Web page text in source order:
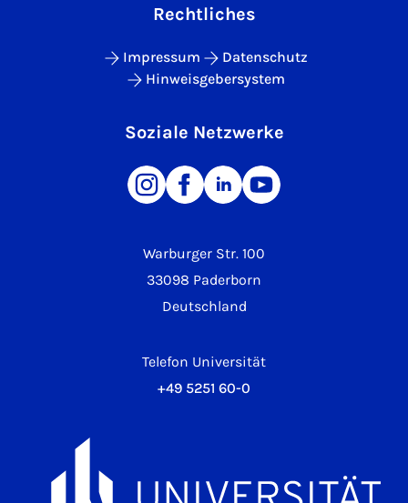
Warburger Str. 100
33098 Paderborn
Deutschland
Telefon Universität
+49 5251 60-0
Rechtliches
Impressum
Datenschutz
Hinweisgebersystem
Soziale Netzwerke